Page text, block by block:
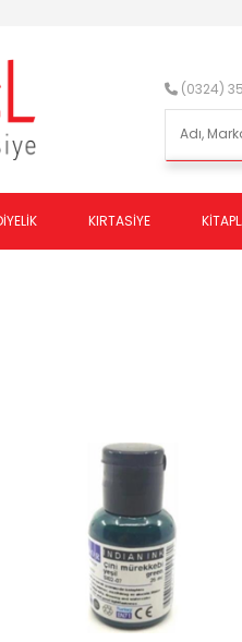
(0324)
KIRTASİYE